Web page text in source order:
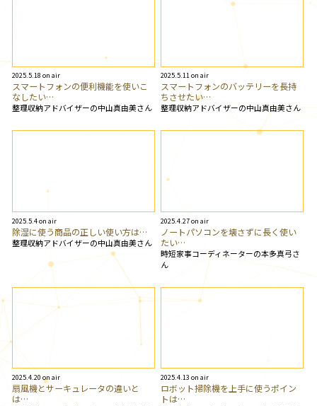
2025.5.18 on air
スマートフォンの便利機能を使いこ
なしたい…
整理収納アドバイザーの中山真由美さん
2025.5.11 on air
スマートフォンのバッテリーを長持
ちさせたい…
整理収納アドバイザーの中山真由美さん
2025.5.4 on air
除湿に使う商品の正しい使い方は…
整理収納アドバイザーの中山真由美さん
2025.4.27 on air
ノートパソコンを壊さずに長く使い
たい…
時短家事コーディネーターの本多真弓さ
ん
2025.4.20 on air
扇風機とサーキュレータの違いと
は…
2025.4.13 on air
ロボット掃除機を上手に使うポイン
トは…